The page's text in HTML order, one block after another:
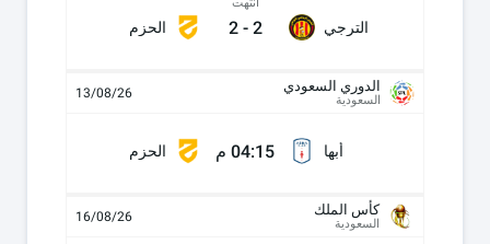
الترجي 2
-
2 الحزم
الدوري السعودي
السعودية 13/08/26
أبها 04:15 م الحزم
كأس الملك
السعودية 16/08/26